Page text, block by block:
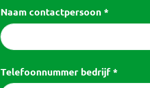
Naam contactpersoon *
Telefoonnummer bedrijf *